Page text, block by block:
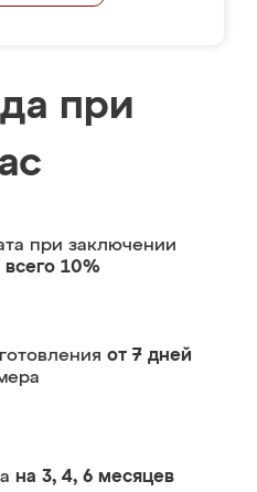
при
при заключении
всего 10%
от 7 дней
на 3, 4, 6 месяцев